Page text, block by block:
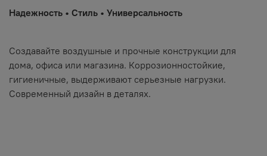
Надежность • Стиль • Универсальность
Создавайте воздушные и прочные конструкции для
дома, офиса или магазина. Коррозионностойкие,
гигиеничные, выдерживают серьезные нагрузки.
Современный дизайн в деталях.